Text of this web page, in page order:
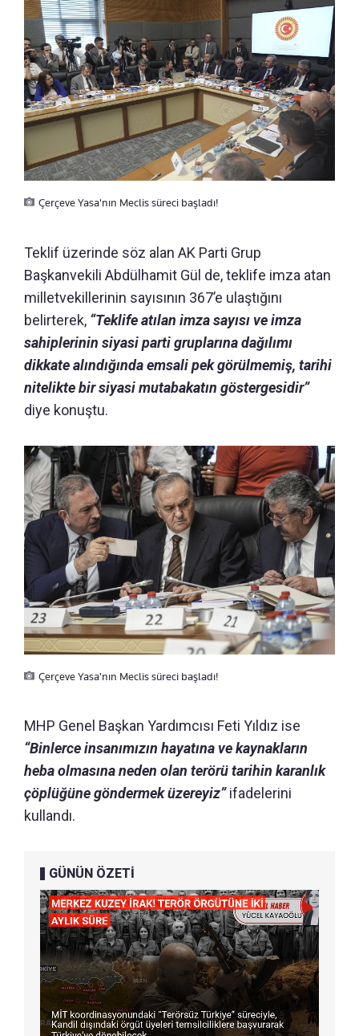
Çerçeve Yasa'nın Meclis süreci başladı!
Teklif üzerinde söz alan AK Parti Grup
Başkanvekili Abdülhamit Gül de, teklife imza atan
milletvekillerinin sayısının 367’e ulaştığını
belirterek, “Teklife atılan imza sayısı ve imza
sahiplerinin siyasi parti gruplarına dağılımı
dikkate alındığında emsali pek görülmemiş, tarihi
nitelikte bir siyasi mutabakatın göstergesidir”
diye konuştu.
Çerçeve Yasa'nın Meclis süreci başladı!
MHP Genel Başkan Yardımcısı Feti Yıldız ise
“Binlerce insanımızın hayatına ve kaynakların
heba olmasına neden olan terörü tarihin karanlık
çöplüğüne göndermek üzereyiz”ifadelerini
kullandı.
GÜNÜN ÖZETİ